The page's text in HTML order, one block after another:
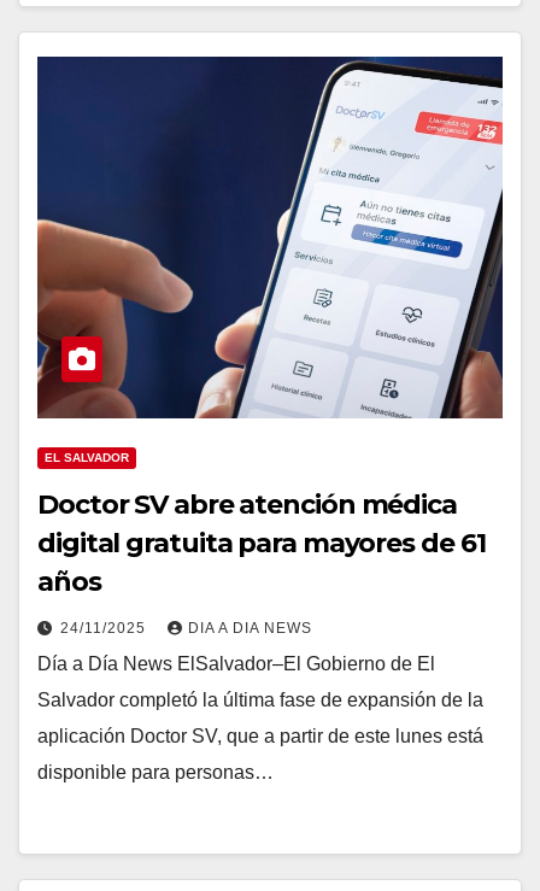
EL SALVADOR
Doctor SV abre atención médica
digital gratuita para mayores de 61
años
24/11/2025 DIA A DIA NEWS
Día a Día News ElSalvador–El Gobierno de El
Salvador completó la última fase de expansión de la
aplicación Doctor SV, que a partir de este lunes está
disponible para personas…